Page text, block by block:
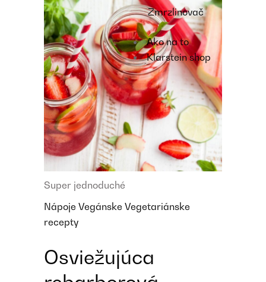
Zmrzlinovač
Ako na to
Klarstein shop
Super jednoduché
Nápoje Vegánske Vegetariánske
recepty
Osviežujúca